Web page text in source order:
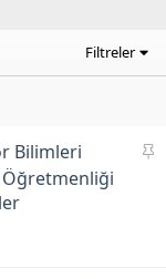
Filtreler
S
Bilimleri
Öğretmenliği